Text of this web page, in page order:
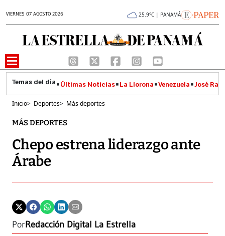
VIERNES 07 AGOSTO 2026 25.9°C | PANAMÁ
Últimas Noticias La Llorona Venezuela José
Inicio> Deportes> Más deportes
MÁS DEPORTES
Chepo estrena liderazgo ante
Árabe
PorRedacción Digital La Estrella